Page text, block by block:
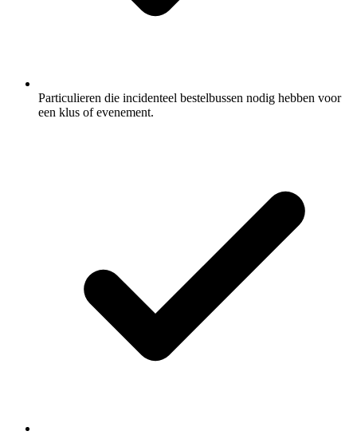
Particulieren die incidenteel bestelbussen nodig hebben voor
een klus of evenement.